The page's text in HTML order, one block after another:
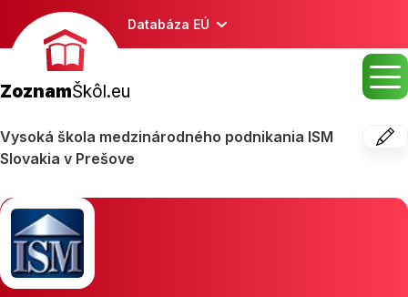
Databáza EÚ
ZoznamŠkôl.eu
Vysoká škola medzinárodného podnikania ISM
Slovakia v Prešove